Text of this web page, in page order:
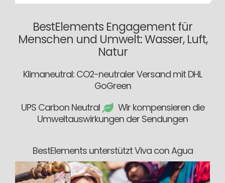
BestElements Engagement für
Menschen und Umwelt: Wasser, Luft,
Natur
Klimaneutral: CO2-neutraler Versand mit DHL
GoGreen
UPS Carbon Neutral
Wir kompensieren die
Umweltauswirkungen der Sendungen
BestElements unterstützt Viva con Agua